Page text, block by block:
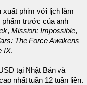
xuất phim với lịch làm
phẩm trước của anh
, Mission: Impossible,
The Force Awakens
IX.
tại Nhật Bản và
nhất tuần 12 tuần liền.